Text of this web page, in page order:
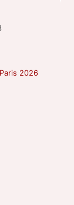
2026